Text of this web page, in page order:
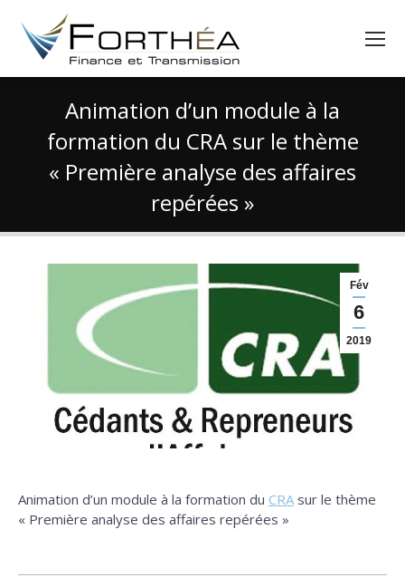
Animation d’un module à la
formation du CRA sur le thème
« Première analyse des affaires
repérées »
Vous êtes ici :
Fév
6
2019
Animation d’un module à la formation du CRA sur le thème
« Première analyse des affaires repérées »